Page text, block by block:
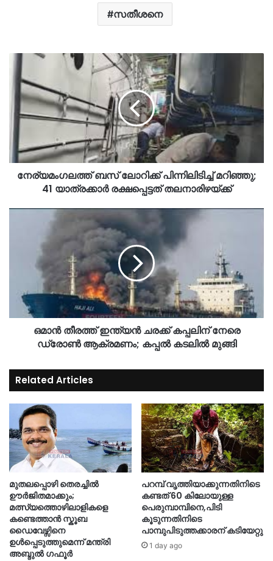
സതീശനെ
നേര്യമംഗലത്ത് ബസ് ലോറിക്ക് പിന്നിലിടിച്ച് മറിഞ്ഞു;
41 യാത്രക്കാർ രക്ഷപ്പെട്ടത് തലനാരിഴയ്ക്ക്
ഒമാൻ തീരത്ത് ഇന്ത്യൻ ചരക്ക് കപ്പലിന് നേരെ
ഡ്രോൺ ആക്രമണം; കപ്പൽ കടലിൽ മുങ്ങി
Related Articles
മുതലപ്പൊഴി തെരച്ചിൽ
ഊർജിതമാക്കും;
മത്സ്യത്തൊഴിലാളികളെ
കണ്ടെത്താൻ സ്കൂബ
ഡൈവേഴ്സിനെ
ഉൾപ്പെടുത്തുമെന്ന് മന്ത്രി
അബ്ദുൽ ഗഫൂർ
പറമ്പ് വൃത്തിയാക്കുന്നതിനിടെ
കണ്ടത് 60 കിലോയുള്ള
പെരുമ്പാമ്പിനെ,പിടി
കൂടുന്നതിനിടെ
പാമ്പുപിടുത്തക്കാരന് കടിയേറ്റു
1 day ago